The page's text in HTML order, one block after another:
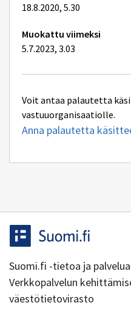
18.8.2020, 5.30
Muokattu viimeksi
5.7.2023, 3.03
Voit antaa palautetta
vastuuorganisaatiolle.
Anna palautetta
Suomi.fi -tietoa ja
Verkkopalvelun
väestötietovirasto